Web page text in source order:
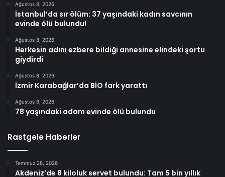
Ağustos 8, 2026
İstanbul’da sır ölüm: 37 yaşındaki kadın savcının
evinde ölü bulundu!
Ağustos 8, 2026
Herkesin adını ezbere bildiği annesine elindeki şortu
giydirdi
Ağustos 8, 2026
İzmir Karabağlar’da BİO fark yarattı
Ağustos 8, 2026
78 yaşındaki adam evinde ölü bulundu
Rastgele Haberler
Temmuz 28, 2026
Akdeniz’de 8 kiloluk servet bulundu: Tam 5 bin yıllık